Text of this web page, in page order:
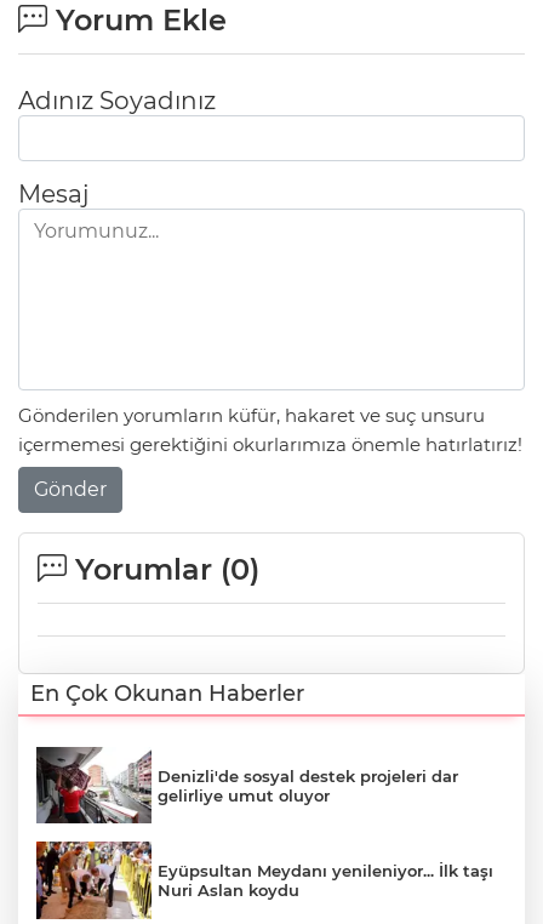
Yorum Ekle
Adınız Soyadınız
Mesaj
Gönderilen yorumların küfür, hakaret ve suç unsuru
içermemesi gerektiğini okurlarımıza önemle hatırlatırız!
Gönder
Yorumlar (0)
En Çok Okunan Haberler
Denizli'de sosyal destek projeleri dar
gelirliye umut oluyor
Eyüpsultan Meydanı yenileniyor... İlk taşı
Nuri Aslan koydu